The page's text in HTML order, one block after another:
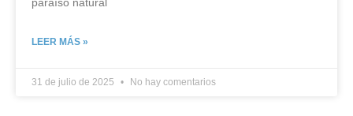
LEER MÁS »
31 de julio de 2025 No hay comentarios